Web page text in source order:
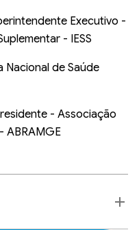
Executivo -
- IESS
de Saúde
- Associação
ABRAMGE